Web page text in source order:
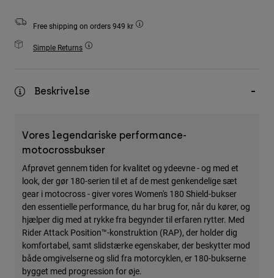
Se alle
Free shipping on orders 949 kr
Simple Returns
Beskrivelse
Vores legendariske performance-
motocrossbukser
Afprøvet gennem tiden for kvalitet og ydeevne - og med et
look, der gør 180-serien til et af de mest genkendelige sæt
gear i motocross - giver vores Women's 180 Shield-bukser
den essentielle performance, du har brug for, når du kører, og
hjælper dig med at rykke fra begynder til erfaren rytter. Med
Rider Attack Position™-konstruktion (RAP), der holder dig
komfortabel, samt slidstærke egenskaber, der beskytter mod
både omgivelserne og slid fra motorcyklen, er 180-bukserne
bygget med progression for øje.